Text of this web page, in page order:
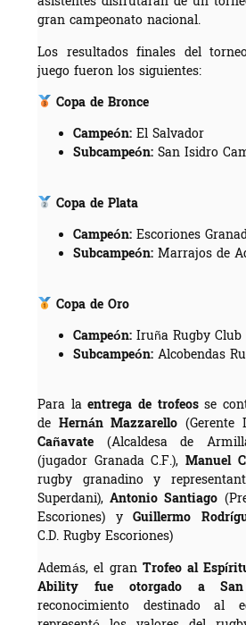
gran campeonato nacional.
Los resultados finales del
juego fueron los siguientes:
Copa de Bronce
Campeón: El Salvador
Subcampeón: San Isidro
Copa de Plata
Campeón: Escoriones
Subcampeón: Marrajos de
Copa de Oro
Campeón: Iruña Rugby Club
Subcampeón: Alcobendas
Para laentrega de trofeosse
de Hernán Mazzarello (Gerente
Cañavate (Alcaldesa de
(jugador Granada C.F.), Manuel
rugby granadino y
Superdani),Antonio Santiago
Escoriones) y Guillermo
C.D. Rugby Escoriones)
Además, el gran Trofeo al
Ability fue otorgado a
reconocimiento destinado al